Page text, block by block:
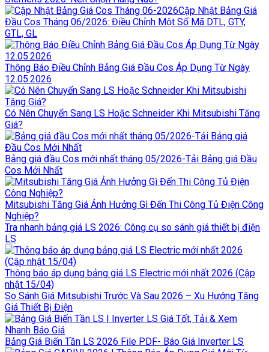
Cập Nhật Bảng Giá
Đầu Cos Tháng 06/2026: Điều Chỉnh Một Số Mã DTL, GTY,
GTL, GL
Thông Báo Điều Chỉnh Bảng Giá Đầu Cos Áp Dụng Từ Ngày
12.05.2026
Có Nên Chuyển Sang LS Hoặc Schneider Khi Mitsubishi Tăng
Giá?
Bảng giá đầu Cos mới nhất tháng 05/2026-Tải Bảng giá Đầu
Cos Mới Nhất
Mitsubishi Tăng Giá Ảnh Hưởng Gì Đến Thi Công Tủ Điện Công
Nghiệp?
Tra nhanh bảng giá LS 2026: Công cụ so sánh giá thiết bị điện
LS
Thông báo áp dụng bảng giá LS Electric mới nhất 2026 (Cập
nhật 15/04)
So Sánh Giá Mitsubishi Trước Và Sau 2026 – Xu Hướng Tăng
Giá Thiết Bị Điện
Bảng Giá Biến Tần LS 2026 File PDF- Báo Giá Inverter LS